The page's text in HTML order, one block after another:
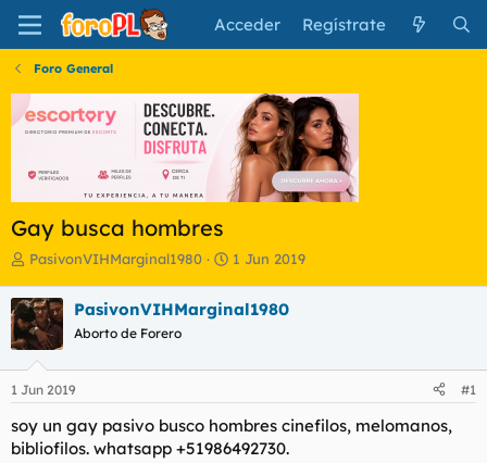
Acceder Regístrate
Foro General
Gay busca hombres
I
i
c
i
a
d
o
d
e
PasivonVIHMarginal1980
F
h
e
i
c
1 Jun 2019
PasivonVIHMarginal1980
Aborto de Forero
1 Jun 2019 #1
soy un gay pasivo busco hombres cinefilos, melomanos,
bibliofilos. whatsapp +51986492730.